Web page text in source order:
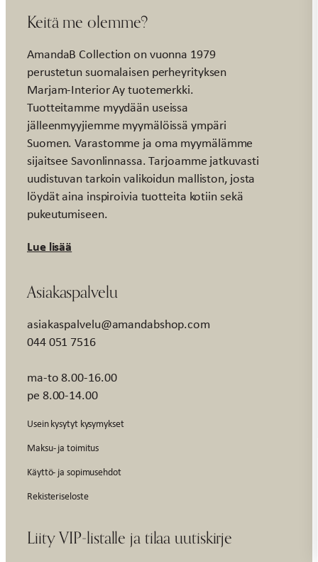
Keitä me olemme?
AmandaB Collection on vuonna 1979
perustetun suomalaisen perheyrityksen
Marjam-Interior Ay tuotemerkki.
Tuotteitamme myydään useissa
jälleenmyyjiemme myymälöissä ympäri
Suomen. Varastomme ja oma myymälämme
sijaitsee Savonlinnassa. Tarjoamme jatkuvasti
uudistuvan tarkoin valikoidun malliston, josta
löydät aina inspiroivia tuotteita kotiin sekä
pukeutumiseen.
Lue lisää
Asiakaspalvelu
asiakaspalvelu@amandabshop.com
044 051 7516
ma-to 8.00-16.00
pe 8.00-14.00
Usein kysytyt kysymykset
Maksu- ja toimitus
Käyttö- ja sopimusehdot
Rekisteriseloste
Liity VIP-listalle ja tilaa uutiskirje